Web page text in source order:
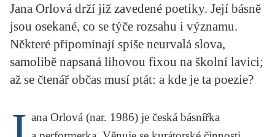
KATEGORIE
PORTRÉT
KRITIKA PŘEKLADU
UKÁZKA
SLOUPEK
Jana Orlová drží již zavedené poetiky. Její básně
jsou osekané, co se týče rozsahu i významu.
Některé připomínají spíše neurvalá slova,
samolibě napsaná lihovou fixou na školní lavici;
až se čtenář občas musí ptát: a kde je ta poezie?
ana Orlová (nar. 1986) je česká básnířka